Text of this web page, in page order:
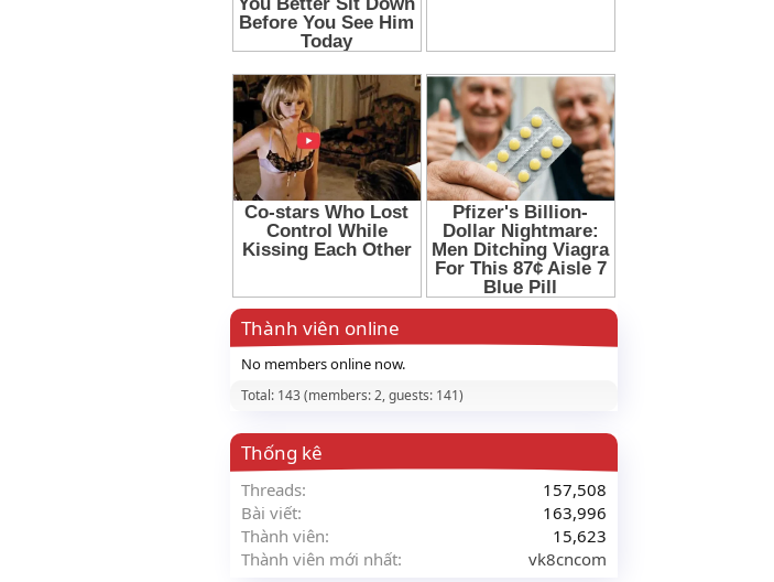
Thành viên online
No members online now.
Total: 143 (members: 2, guests: 141)
Thống kê
Threads
157,508
Bài viết
163,996
Thành viên
15,623
Thành viên mới nhất
vk8cncom